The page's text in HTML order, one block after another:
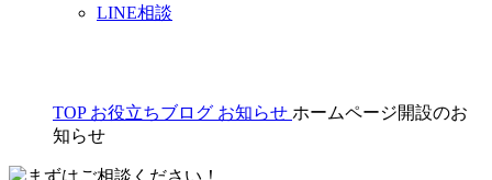
LINE相談
TOP お役立ちブログ お知らせ ホームページ開設のお
知らせ